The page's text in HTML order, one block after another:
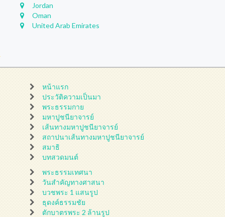
Jordan
Oman
United Arab Emirates
หน้าแรก
ประวัติความเป็นมา
พระธรรมกาย
มหาปูชนียาจารย์
เส้นทางมหาปูชนียาจารย์
สถาปนาเส้นทางมหาปูชนียาจารย์
สมาธิ
บทสวดมนต์
พระธรรมเทศนา
วันสำคัญทางศาสนา
บวชพระ 1 แสนรูป
ธุดงค์ธรรมชัย
ตักบาตรพระ 2 ล้านรูป